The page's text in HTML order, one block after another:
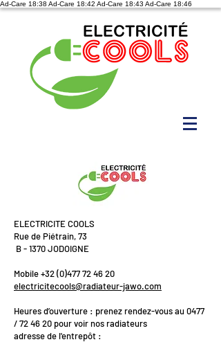
Ad-Care 18:38 Ad-Care 18:42 Ad-Care 18:43 Ad-Care 18:46
ELECTRICITE COOLS
Rue de Piétrain, 73
B - 1370 JODOIGNE
Mobile +32 (0)477 72 46 20
electricitecools@radiateur-jawo.com
Heures d’ouverture : prenez rendez-vous au 0477
/ 72 46 20 pour voir nos radiateurs
adresse de l'entrepôt :